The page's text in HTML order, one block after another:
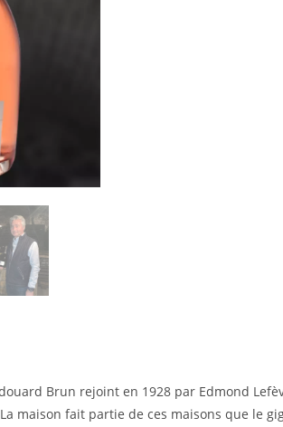
Brun rejoint en 1928 par Edmond
maison fait partie de ces maisons que le